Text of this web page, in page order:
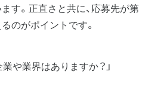
す。正直さと共に、応募先が第
のがポイントです。
や業界はありますか？」